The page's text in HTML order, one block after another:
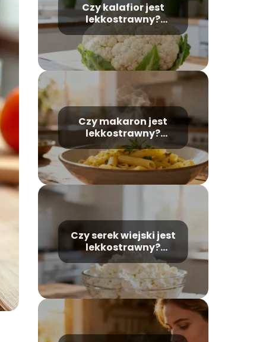
Czy kalafior jest
lekkostrawny?
Wszystko, co musisz
wiedzieć
Czy makaron jest
lekkostrawny?
Wszystko, co warto
wiedzieć
Czy serek wiejski jest
lekkostrawny?
Wartości odżywcze i
wpływ na zdrowie